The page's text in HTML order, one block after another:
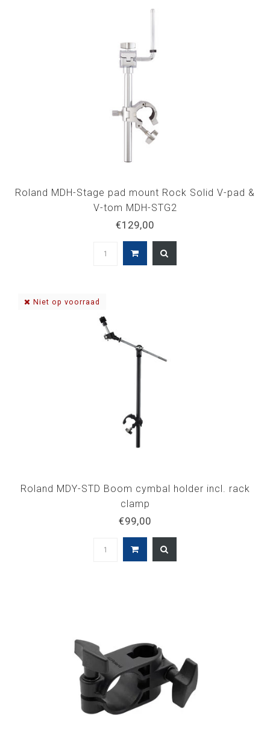
Roland MDH-Stage pad mount Rock Solid V-pad &
V-tom MDH-STG2
€129,00
Niet op voorraad
Roland MDY-STD Boom cymbal holder incl. rack
clamp
€99,00